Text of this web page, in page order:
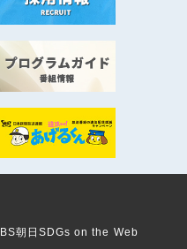
BS朝日SDGs on the Web